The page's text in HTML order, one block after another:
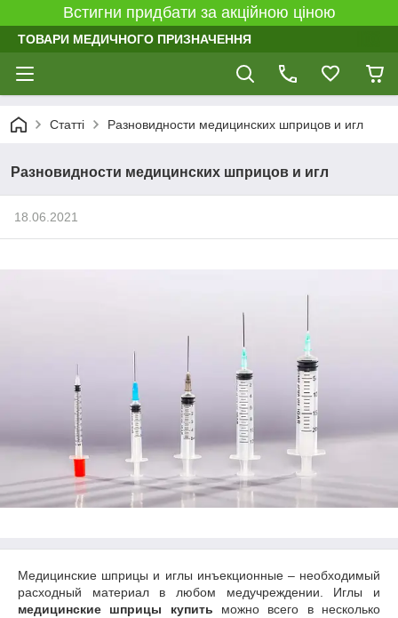
Встигни придбати за акційною ціною
ТОВАРИ МЕДИЧНОГО ПРИЗНАЧЕННЯ
Статті Разновидности медицинских шприцов и игл
Разновидности медицинских шприцов и игл
18.06.2021
Медицинские шприцы и иглы инъекционные – необходимый
расходный материал в любом медучреждении. Иглы и
медицинские шприцы купить можно всего в несколько